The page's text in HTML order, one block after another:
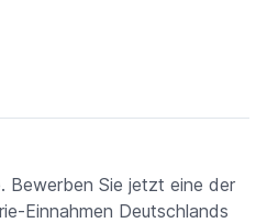
Bewerben Sie jetzt eine der
Einnahmen Deutschlands